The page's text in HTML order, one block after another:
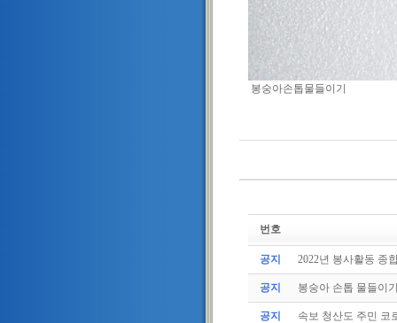
봉숭아손톱물들이기
번호
공지 2022년 봉사활동 종
공지 봉숭아 손톱 물들이
공지 속보 청산도 주민 코